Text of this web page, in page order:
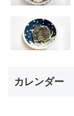
カレンダー